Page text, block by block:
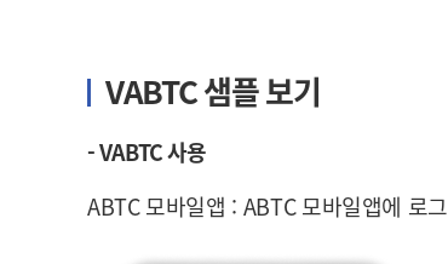
VABTC 샘플 보기
- VABTC 사용
ABTC 모바일앱 : ABTC 모바일앱에 로